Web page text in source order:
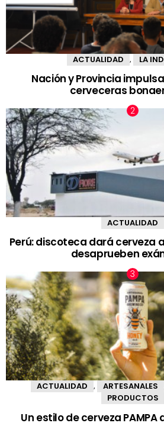
ACTUALIDAD LA
Nación y Provincia
cerveceras
ACTUALIDAD
Perú: discoteca dará cerveza
desaprueben
ACTUALIDAD , ARTESANALES
PRODUCTOS
Un estilo de cerveza